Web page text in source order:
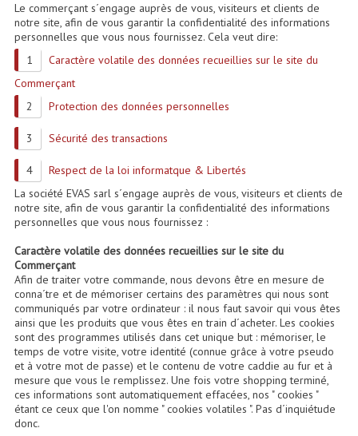
Le Matériel D´occasion
Recherche Avancée
Faire Votre Devis
CATÉGORIES
Sonorisation
Accessoires Pieds Cellules Diamants
Cellule (s)
Diamants
Pieds D'enceintes
Selecteurs Audio Vidéo
Le commerçant s´engage auprès de vous, visiteurs et clients de
notre site, afin de vous garantir la confidentialité des informations
personnelles que vous nous fournissez. Cela veut dire:
Caractère volatile des données recueillies sur le site du
Commerçant
Protection des données personnelles
Sécurité des transactions
Respect de la loi informatque & Libertés
La société EVAS sarl s´engage auprès de vous, visiteurs et clients de
notre site, afin de vous garantir la confidentialité des informations
personnelles que vous nous fournissez :
Caractère volatile des données recueillies sur le site du
Commerçant
Afin de traiter votre commande, nous devons être en mesure de
conna´tre et de mémoriser certains des paramètres qui nous sont
communiqués par votre ordinateur : il nous faut savoir qui vous êtes
ainsi que les produits que vous êtes en train d´acheter. Les cookies
sont des programmes utilisés dans cet unique but : mémoriser, le
temps de votre visite, votre identité (connue grâce à votre pseudo
et à votre mot de passe) et le contenu de votre caddie au fur et à
mesure que vous le remplissez. Une fois votre shopping terminé,
ces informations sont automatiquement effacées, nos " cookies "
étant ce ceux que l'on nomme " cookies volatiles ". Pas d´inquiétude
donc.